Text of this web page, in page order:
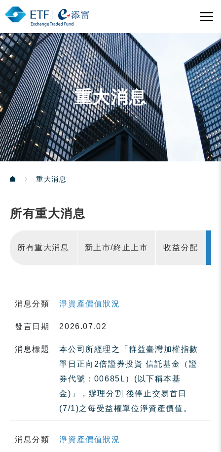
重大消息
重大消息
所有重大消息
所有重大消息 新上市/終止上市 收益分配
消息分類 淨資產價值狀況
發言日期 2026.07.02
消息標題
本公司所經理之「群益臺灣加權指數
單日正向2倍證券投資 信託基金（證
券代號：00685L）(以下稱本基
金)」，辦理分割 後停止交易首日
(7/1)之每受益權單位淨資產價值。
消息分類 淨資產價值狀況